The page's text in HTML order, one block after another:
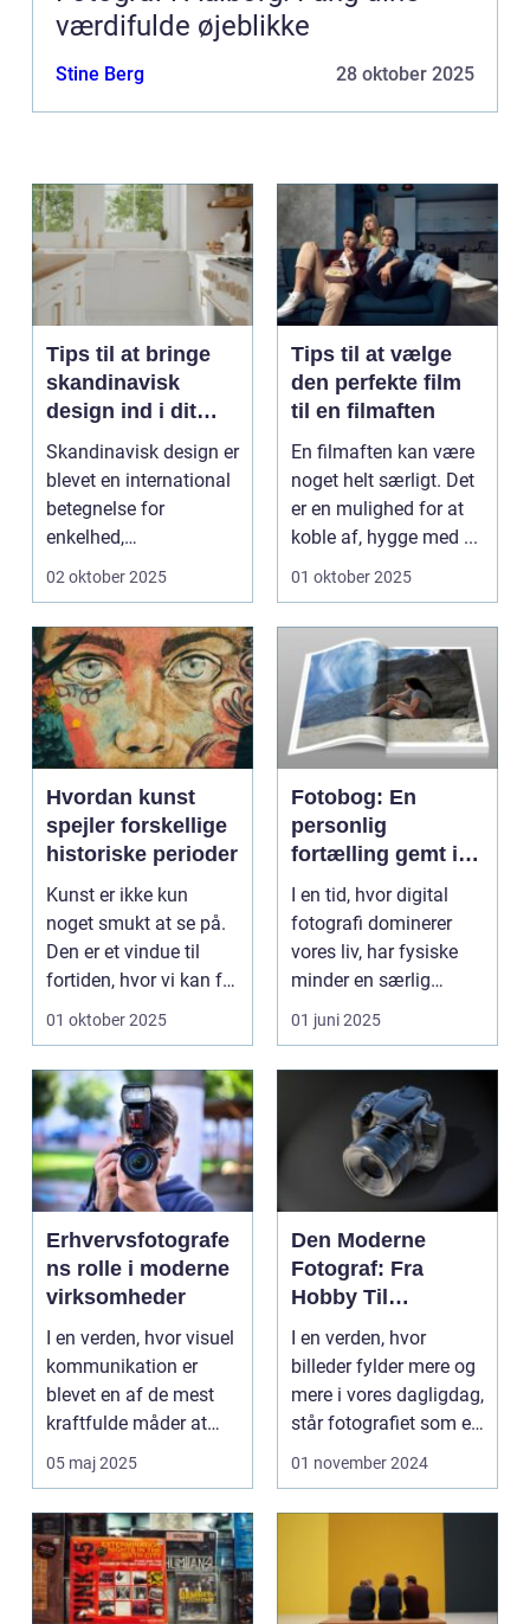
værdifulde øjeblikke
Stine Berg 28 oktober 2025
Tips til at bringe
skandinavisk
design ind i dit
hjem
Skandinavisk design er
blevet en international
betegnelse for
enkelhed,
funktionalitet og
02 oktober 2025
Tips til at vælge
den perfekte film
til en filmaften
En filmaften kan være
noget helt særligt. Det
er en mulighed for at
koble af, hygge med ...
01 oktober 2025
Hvordan kunst
spejler forskellige
historiske perioder
Kunst er ikke kun
noget smukt at se på.
Den er et vindue til
fortiden, hvor vi kan få
in...
01 oktober 2025
Fotobog: En
personlig
fortælling gemt i
billeder
I en tid, hvor digital
fotografi dominerer
vores liv, har fysiske
minder en særlig
betydning. ...
01 juni 2025
Erhvervsfotografe
ns rolle i moderne
virksomheder
I en verden, hvor visuel
kommunikation er
blevet en af de mest
kraftfulde måder at
engagere og...
05 maj 2025
Den Moderne
Fotograf: Fra
Hobby Til
Professionel
I en verden, hvor
billeder fylder mere og
mere i vores dagligdag,
står fotografiet som et
af de mest...
01 november 2024